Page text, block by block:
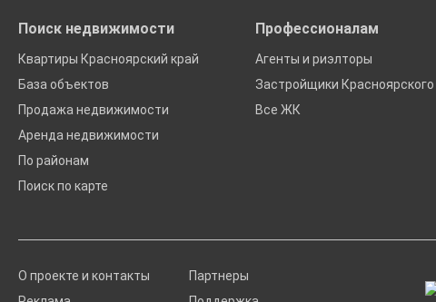
Поиск недвижимости
Квартиры Красноярский край
База объектов
Продажа недвижимости
Аренда недвижимости
По районам
Поиск по карте
Профессионалам
Агенты и риэлторы
Застройщики Красноярского
Все ЖК
О проекте и контакты
Партнеры